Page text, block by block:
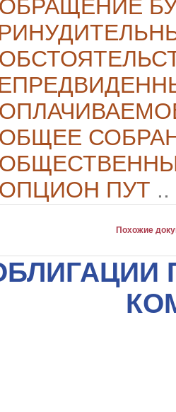
ОБРАЩЕНИЕ
ОБЩЕЕ
ОПЦИОН ПУТ ..
Похожие